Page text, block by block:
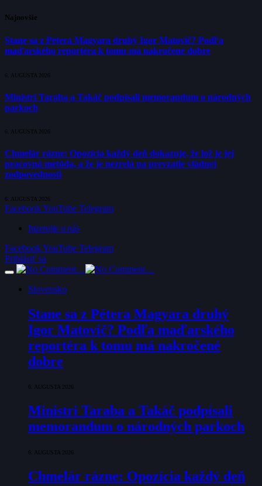
Najnovšie
Stane sa z Pétera Magyara druhý Igor Matovič? Podľa
maďarského reportéra k tomu má nakročené dobre
6. AUGUSTA 2026
Ministri Taraba a Takáč podpísali memorandum o národných
parkoch
6. AUGUSTA 2026
Chmelár rázne: Opozícia každý deň dokazuje, že lož je jej
pracovná metóda, a že je nezrelá na prevzatie vládnej
zodpovednosti
6. AUGUSTA 2026
FacebookYouTube Telegram
Inzerujte u nás
FacebookYouTube Telegram
Prihlásiť sa
Slovensko
Stane sa z Pétera Magyara druhý
Igor Matovič? Podľa maďarského
reportéra k tomu má nakročené
dobre
6. AUGUSTA 2026
Ministri Taraba a Takáč podpísali
memorandum o národných parkoch
6. AUGUSTA 2026
Chmelár rázne: Opozícia každý deň